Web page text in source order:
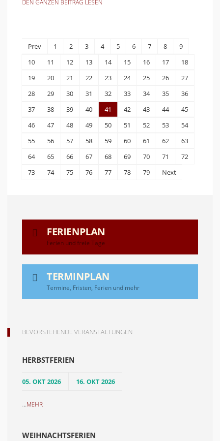
DEN GANZEN BEITRAG LESEN
Prev 1 2 3 4 5 6 7 8
9
10
11 12 13 14 15 16 17
18
19
20 21 22 23 24 25 26
27
28
29 30 31 32 33 34 35
36
37
38 39 40 41 42 43 44
45
46
47 48 49 50 51 52 53
54
55
56 57 58 59 60 61 62
63
64
65 66 67 68 69 70 71
72
73
74 75 76 77 78 79 Next
FERIENPLAN
Ferien und freie Tage
TERMINPLAN
Termine, Fristen, Ferien und mehr
BEVORSTEHENDE VERANSTALTUNGEN
HERBSTFERIEN
05. OKT 2026 16. OKT 2026
...MEHR
WEIHNACHTSFERIEN